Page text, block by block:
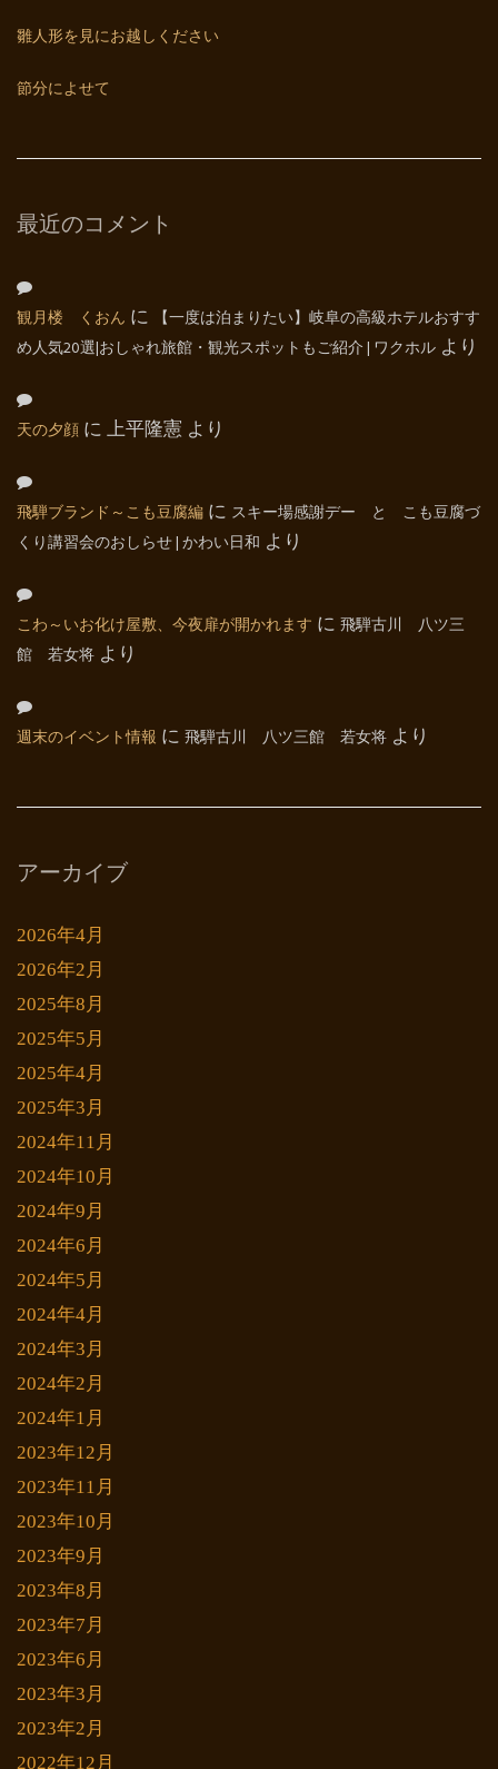
雛人形を見にお越しください
節分によせて
最近のコメント
観月楼 くおん に
【一度は泊まりたい】岐阜の高級ホテルおすす
め人気20選|おしゃれ旅館・観光スポットもご紹介 | ワクホル より
天の夕顔 に 上平隆憲 より
飛騨ブランド～こも豆腐編 に スキー場感謝デー と こも豆腐づ
くり講習会のおしらせ | かわい日和 より
こわ～いお化け屋敷、今夜扉が開かれます に 飛騨古川 八ツ三
館 若女将 より
週末のイベント情報 に 飛騨古川 八ツ三館 若女将 より
アーカイブ
2026年4月
2026年2月
2025年8月
2025年5月
2025年4月
2025年3月
2024年11月
2024年10月
2024年9月
2024年6月
2024年5月
2024年4月
2024年3月
2024年2月
2024年1月
2023年12月
2023年11月
2023年10月
2023年9月
2023年8月
2023年7月
2023年6月
2023年3月
2023年2月
2022年12月